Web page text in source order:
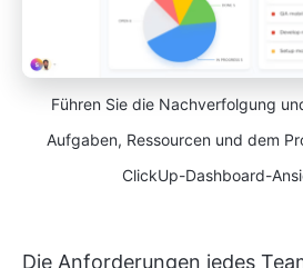
Führen Sie die Nachverfolgung
Aufgaben, Ressourcen und dem
ClickUp-Dashboard-
Die Anforderungen jedes